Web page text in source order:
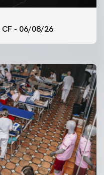
CF - 06/08/26
CF 6/8/2026